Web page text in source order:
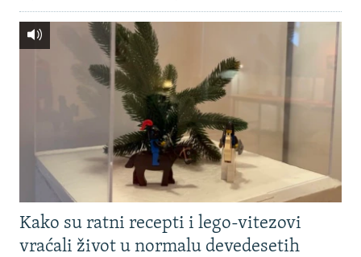
Kako su ratni recepti i lego-vitezovi
vraćali život u normalu devedesetih